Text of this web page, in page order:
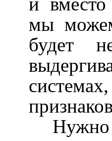
мы
будет